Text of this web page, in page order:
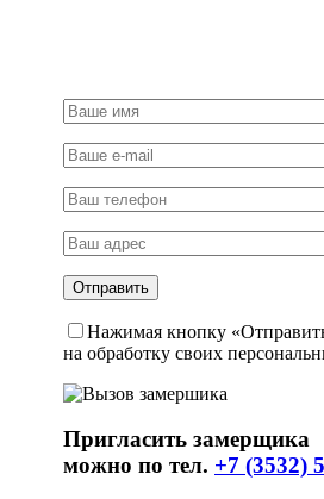
Нажимая кнопку
на обработку своих
Пригласить замерщика
можно по тел. +7 (3532)